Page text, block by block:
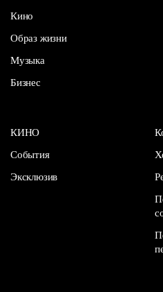
Кино
Образ жизни
Музыка
Бизнес
КИНО
События
Эксклюзив